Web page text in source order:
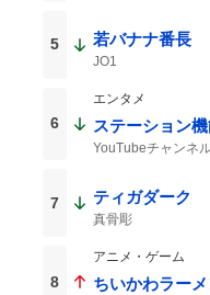
5 若バナナ番長
JO1
6
エンタメ
ステーション
YouTubeチャンネ
7 ティガダーク
真骨彫
8
アニメ・ゲーム
ちいかわラー